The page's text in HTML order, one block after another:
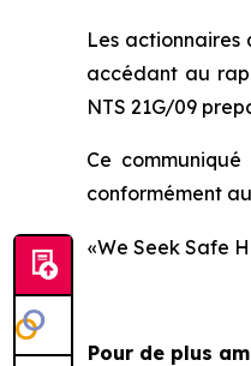
Les actionnaires
accédant au
NTS 21G/09
Ce
conformément
«We Seek Safe
Pour de plus